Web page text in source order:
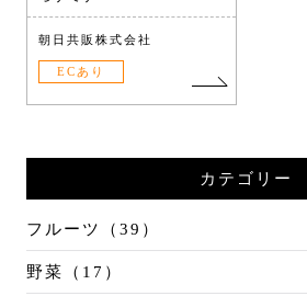
朝日共販株式会社
ECあり
カテゴリー
フルーツ（39）
野菜（17）